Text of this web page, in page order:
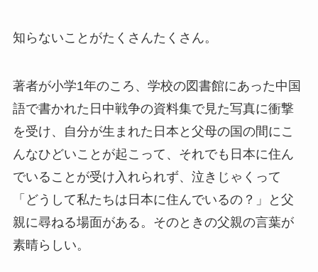
知らないことがたくさんたくさん。
著者が小学1年のころ、学校の図書館にあった中国
語で書かれた日中戦争の資料集で見た写真に衝撃
を受け、自分が生まれた日本と父母の国の間にこ
んなひどいことが起こって、それでも日本に住ん
でいることが受け入れられず、泣きじゃくって
「どうして私たちは日本に住んでいるの？」と父
親に尋ねる場面がある。そのときの父親の言葉が
素晴らしい。